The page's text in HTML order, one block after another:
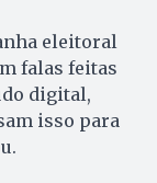
eleitoral
falas feitas
digital,
isso para